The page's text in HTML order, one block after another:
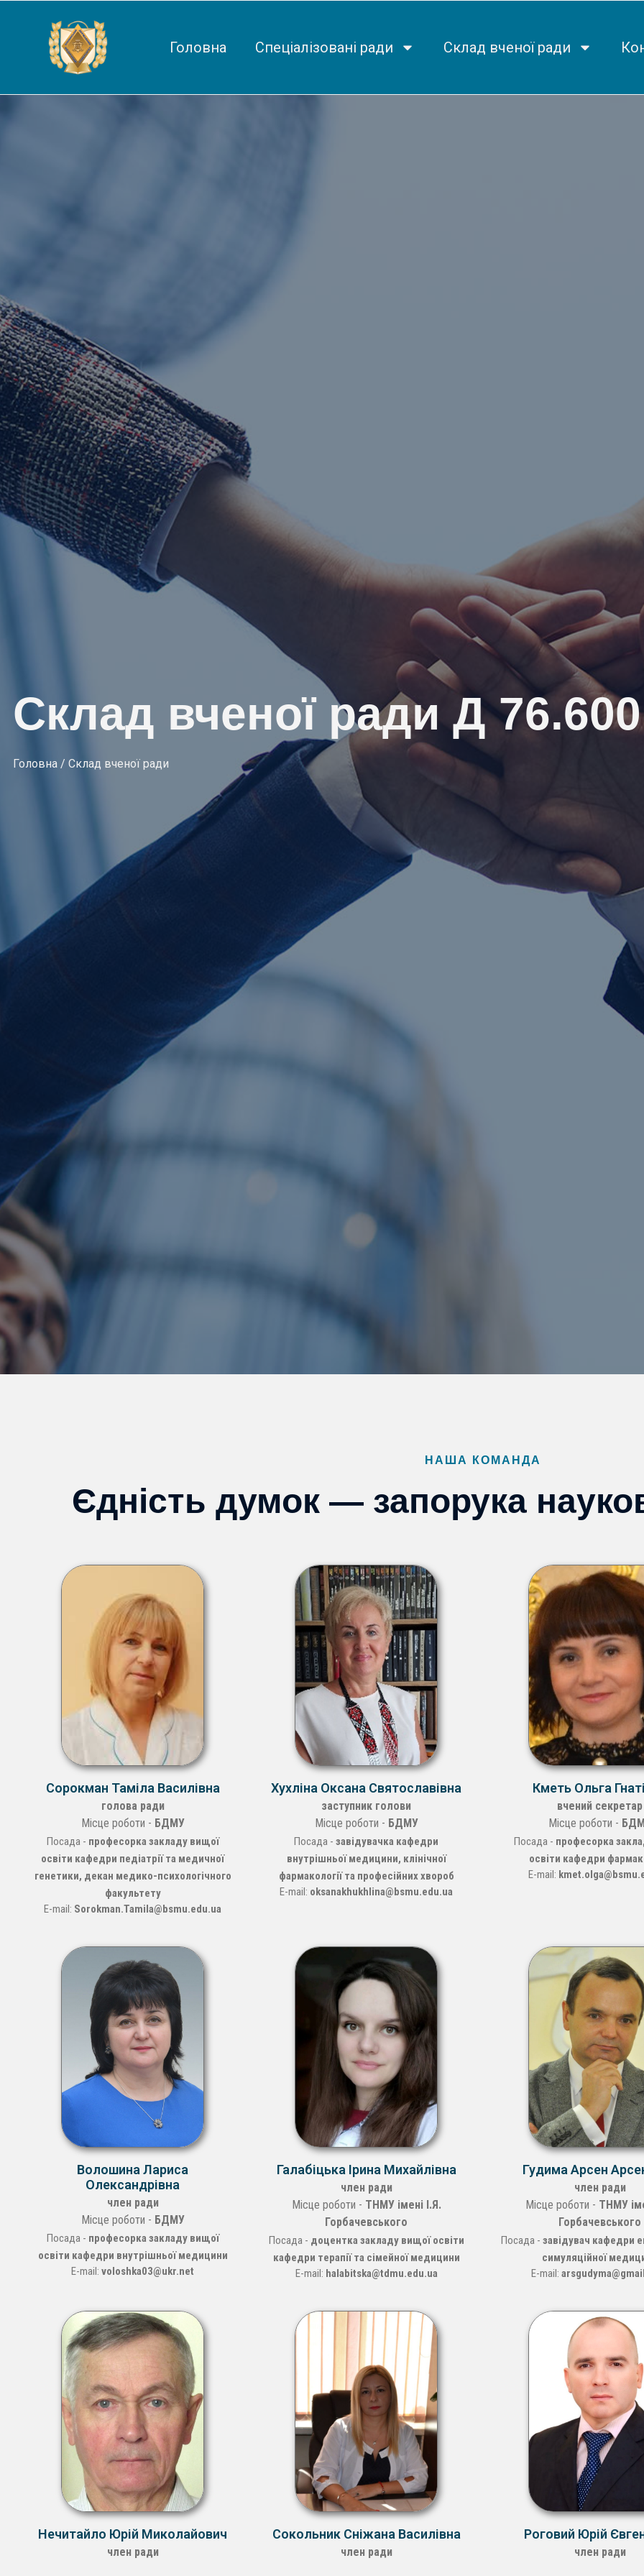
Головна Спеціалізовані ради Склад вченої ради
Склад вченої ради Д
Головна / Склад вченої ради
НАША КОМАНДА
Єдність думок — запорука
Сорокман Таміла Василівна
голова ради
Місце роботи - БДМУ
Посада - професорка закладу вищої
освіти кафедри педіатрії та медичної
генетики, декан медико-психологічного
факультету
E-mail: Sorokman.Tamila@bsmu.edu.ua
Хухліна Оксана Святославівна
заступник голови
Місце роботи - БДМУ
Посада - завідувачка кафедри
внутрішньої медицини, клінічної
фармакології та професійних хвороб
E-mail: oksanakhukhlina@bsmu.edu.ua
Кметь Ольга
вчений секретар
Місце роботи -
Посада - професорка
освіти кафедри
E-mail:
Волошина Лариса
Олександрівна
член ради
Місце роботи - БДМУ
Посада - професорка закладу вищої
освіти кафедри внутрішньої медицини
E-mail: voloshka03@ukr.net
Галабіцька Ірина Михайлівна
член ради
Місце роботи - ТНМУ імені І.Я.
Горбачевського
Посада - доцентка закладу вищої освіти
кафедри терапії та сімейної медицини
E-mail: halabitska@tdmu.edu.ua
Гудима Арсен
член ради
Місце роботи - ТНМУ
Горбачевського
Посада - завідувач кафедри
симуляційної
E-mail:
Нечитайло Юрій Миколайович
член ради
Сокольник Сніжана Василівна
член ради
Роговий Юрій
член ради